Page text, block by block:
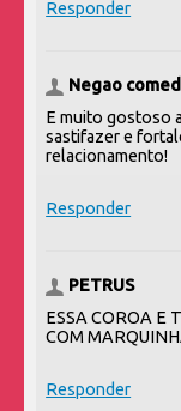
Responder
Negao
E muito gostoso
sastifazer e
relacionamento!
Responder
PETRUS
ESSA COROA E
COM
Responder